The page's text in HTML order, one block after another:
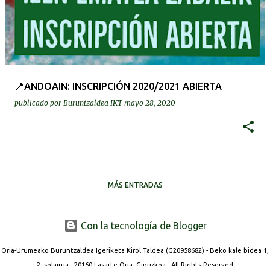
📍ANDOAIN: INSCRIPCIÓN 2020/2021 ABIERTA
publicado por Buruntzaldea IKT mayo 28, 2020
MÁS ENTRADAS
Con la tecnología de Blogger
Oria-Urumeako Buruntzaldea Igeriketa Kirol Taldea (G20958682) - Beko kale bidea 1,